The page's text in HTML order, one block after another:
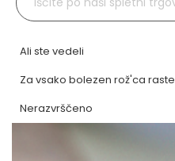
Ali ste vedeli
Za vsako bolezen rož'ca raste
Nerazvrščeno